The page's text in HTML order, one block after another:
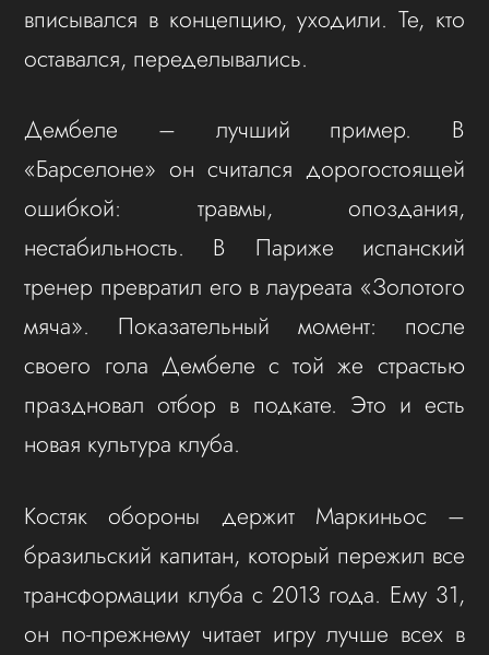
вписывался в концепцию, уходили. Те, кто
оставался, переделывались.
Дембеле – лучший пример. В
«Барселоне» он считался дорогостоящей
ошибкой: травмы, опоздания,
нестабильность. В Париже испанский
тренер превратил его в лауреата «Золотого
мяча». Показательный момент: после
своего гола Дембеле с той же страстью
праздновал отбор в подкате. Это и есть
новая культура клуба.
Костяк обороны держит Маркиньос –
бразильский капитан, который пережил все
трансформации клуба с 2013 года. Ему 31,
он по-прежнему читает игру лучше всех в